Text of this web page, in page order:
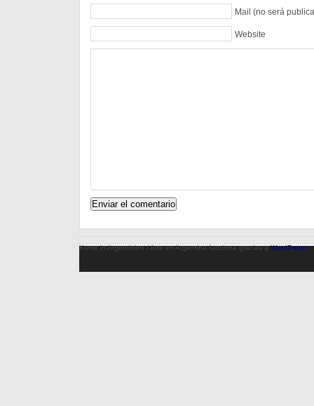
Mail (no será
Website
Kunst in Argentinien / Arte en Argentina funciona gracias aWordPress